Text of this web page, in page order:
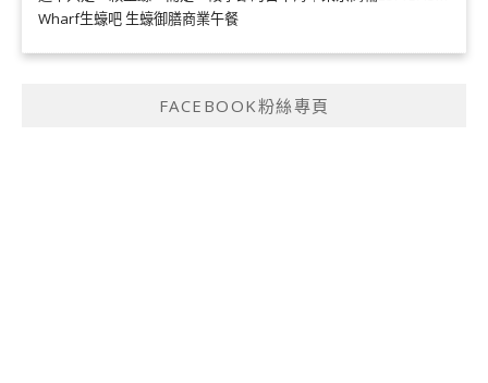
Wharf生蠔吧 生蠔御膳商業午餐
FACEBOOK粉絲專頁